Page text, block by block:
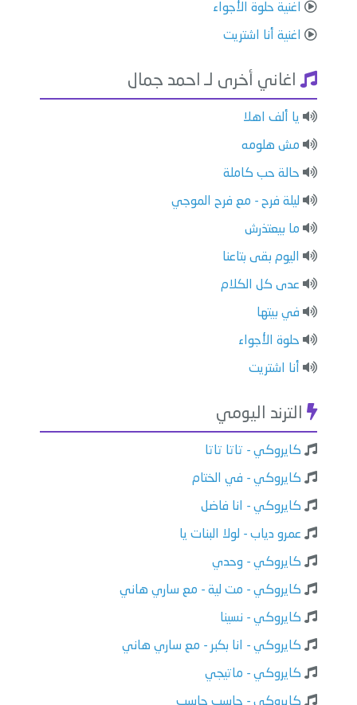
اغنية حلوة الأجواء
اغنية أنا اشتريت
اغاني أخرى لـ احمد جمال
يا ألف اهلا
مش هلومه
حالة حب كاملة
ليلة فرح - مع فرح الموجي
ما بيعتذرش
اليوم بقى بتاعنا
عدى كل الكلام
في بيتها
حلوة الأجواء
أنا اشتريت
الترند اليومي
كايروكي - تاتا تاتا
كايروكي - في الختام
كايروكي - انا فاضل
عمرو دياب - لولا البنات يا
كايروكي - وحدي
كايروكي - مت لية - مع ساري هاني
كايروكي - نسينا
كايروكي - انا بكبر - مع ساري هاني
كايروكي - ماتيجي
كايروكي - حاسب حاسب